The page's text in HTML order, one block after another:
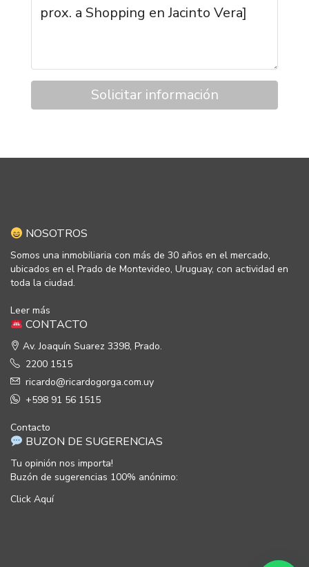
Solicitar información
NOSOTROS
Somos una inmobiliaria con más de 30 años en el mercado,
ubicados en el Prado de Montevideo, Uruguay, con actividad en
toda la ciudad.
Leer más
CONTACTO
Av. Joaquín Suarez 3398, Prado.
2200 1515
ricardo@ricardogorga.com.uy
+598 91 56 1515
Contacto
BUZON DE SUGERENCIAS
Tu opinión nos importa!
Buzón de sugerencias 100% anónimo:
Click Aquí